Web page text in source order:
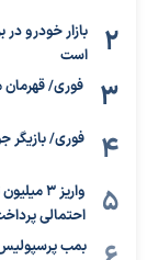
بازار خودرو
است
فوری/
فوری/ بازیگر
واریز
احتمالی
بمب